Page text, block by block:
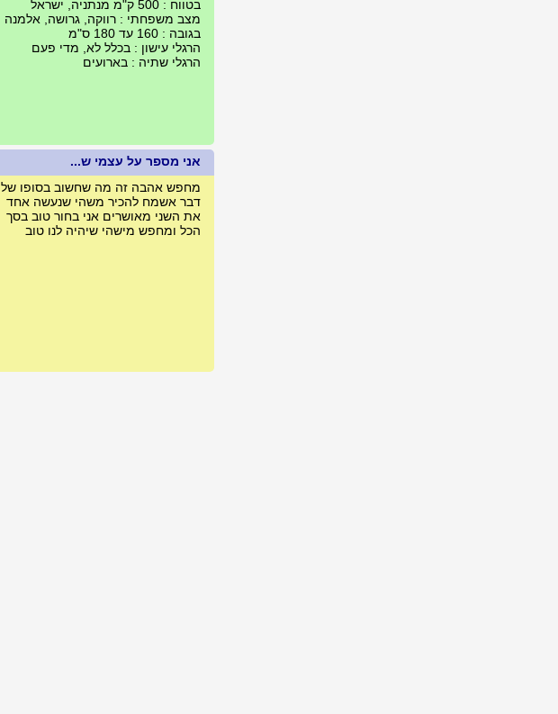
בטווח : 500 ק"מ מנתניה, ישראל
מצב משפחתי : רווקה, גרושה, אלמנה
בגובה : 160 עד 180 ס"מ
הרגלי עישון : בכלל לא, מדי פעם
הרגלי שתיה : בארועים
אני מספר על עצמי ש...
מחפש אהבה זה מה שחשוב בסופו של
דבר אשמח להכיר משהי שנעשה אחד
את השני מאושרים אני בחור טוב בסך
הכל ומחפש מישהי שיהיה לנו טוב